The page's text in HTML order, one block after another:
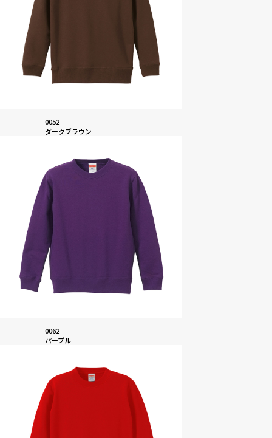
0052
ダークブラウン
0062
パープル